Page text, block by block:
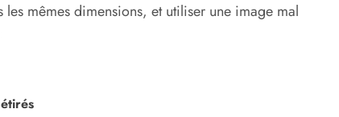
les mêmes dimensions, et utiliser une image mal